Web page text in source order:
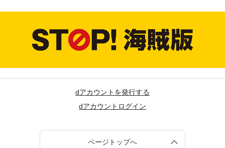
dアカウントを発行する
dアカウントログイン
ページトップへ